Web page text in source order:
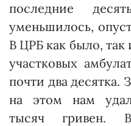
последние
уменьшилось,
В ЦРБ как было, так
участковых
почти два десятка.
на этом нам
тысяч гривен.